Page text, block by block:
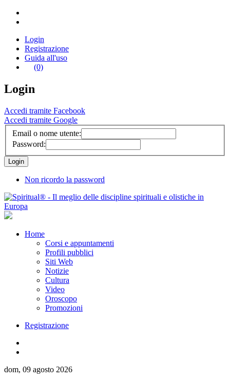
Login
Registrazione
Guida all'uso
(0)
Login
Accedi tramite Facebook
Accedi tramite Google
Email o nome utente:
Password:
Non ricordo la password
Home
Corsi e appuntamenti
Profili pubblici
Siti Web
Notizie
Cultura
Video
Oroscopo
Promozioni
Registrazione
dom, 09 agosto 2026